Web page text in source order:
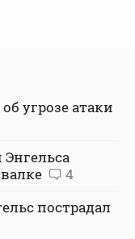
угрозе атаки
4
пострадал